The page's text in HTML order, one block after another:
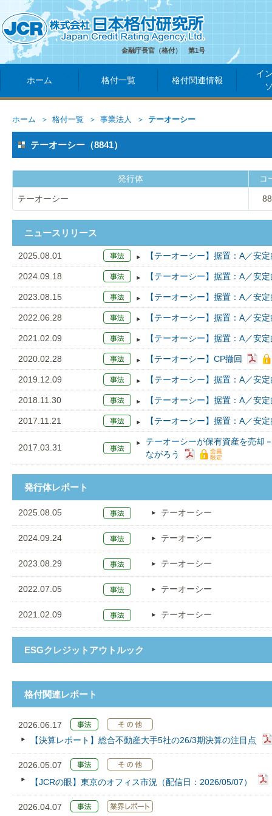
金融庁長官（格付） 第1号
ホーム 格付一覧 格付関連情報
イ
ホーム 格付一覧 事業法人 テーオーシー
テーオーシー（8841）
発行体 コ
テーオーシー
ニュースリリース
2025.08.01 【テーオーシー】据置：A／安
2024.09.18 【テーオーシー】据置：A／安
2023.08.15 【テーオーシー】据置：A／安
2022.06.28 【テーオーシー】据置：A／安
2021.02.09 【テーオーシー】据置：A／安
2020.02.28 【テーオーシー】CP撤回
2019.12.09 【テーオーシー】据置：A／安
2018.11.30 【テーオーシー】据置：A／安
2017.11.21 【テーオーシー】据置：A／安
2017.03.31
テーオーシーが保有資産を売却
ながろう
発行体レポート
2025.08.05 テーオーシー
2024.09.24 テーオーシー
2023.08.29 テーオーシー
2022.07.05 テーオーシー
2021.02.09 テーオーシー
ESGクレジットアウトルック
格付関連レポート
2026.06.17
【決算レポート】総合不動産大手5社の26/3期決算の注目点
2026.05.07
【JCRの眼】東京のオフィス市況（配信日：2026/05/07）
2026.04.07